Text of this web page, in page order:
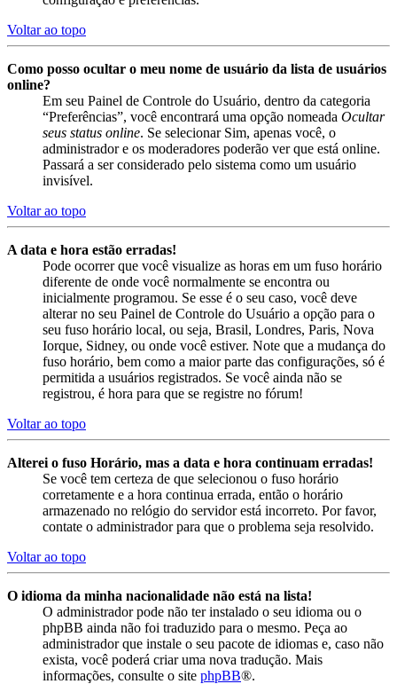
Voltar ao topo
Como posso ocultar o meu nome de usuário da lista de usuários
online?
Em seu Painel de Controle do Usuário, dentro da categoria
“Preferências”, você encontrará uma opção nomeada Ocultar
seus status online. Se selecionar Sim, apenas você, o
administrador e os moderadores poderão ver que está online.
Passará a ser considerado pelo sistema como um usuário
invisível.
Voltar ao topo
A data e hora estão erradas!
Pode ocorrer que você visualize as horas em um fuso horário
diferente de onde você normalmente se encontra ou
inicialmente programou. Se esse é o seu caso, você deve
alterar no seu Painel de Controle do Usuário a opção para o
seu fuso horário local, ou seja, Brasil, Londres, Paris, Nova
Iorque, Sidney, ou onde você estiver. Note que a mudança do
fuso horário, bem como a maior parte das configurações, só é
permitida a usuários registrados. Se você ainda não se
registrou, é hora para que se registre no fórum!
Voltar ao topo
Alterei o fuso Horário, mas a data e hora continuam erradas!
Se você tem certeza de que selecionou o fuso horário
corretamente e a hora continua errada, então o horário
armazenado no relógio do servidor está incorreto. Por favor,
contate o administrador para que o problema seja resolvido.
Voltar ao topo
O idioma da minha nacionalidade não está na lista!
O administrador pode não ter instalado o seu idioma ou o
phpBB ainda não foi traduzido para o mesmo. Peça ao
administrador que instale o seu pacote de idiomas e, caso não
exista, você poderá criar uma nova tradução. Mais
informações, consulte o site phpBB®.